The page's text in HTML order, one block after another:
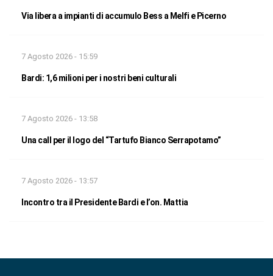
Via libera a impianti di accumulo Bess a Melfi e Picerno
7 Agosto 2026 - 15:59
Bardi: 1,6 milioni per i nostri beni culturali
7 Agosto 2026 - 13:58
Una call per il logo del “Tartufo Bianco Serrapotamo”
7 Agosto 2026 - 13:57
Incontro tra il Presidente Bardi e l’on. Mattia